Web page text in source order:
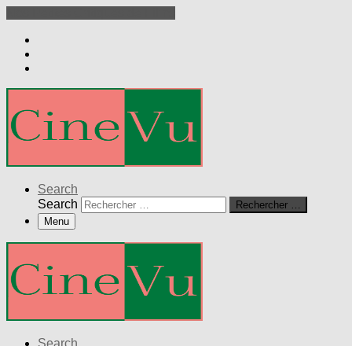
Search
Search
Rechercher …
Menu
Search